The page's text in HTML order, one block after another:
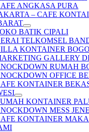
ANGKASA PURA
– CAFE
BATIK CIPALI
TELKOMSEL
KONTAINER
GALLERY
RUMAH
OFFICE
KONTAINER
KONTAINER
MESS
KONTAINER